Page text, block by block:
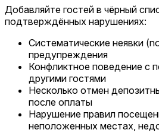
Добавляйте гостей в чёрный
подтверждённых нарушениях:
Систематические неявки
предупреждения
Конфликтное поведение с
другими гостями
Несколько отмен
после оплаты
Нарушение правил
неположенных местах,